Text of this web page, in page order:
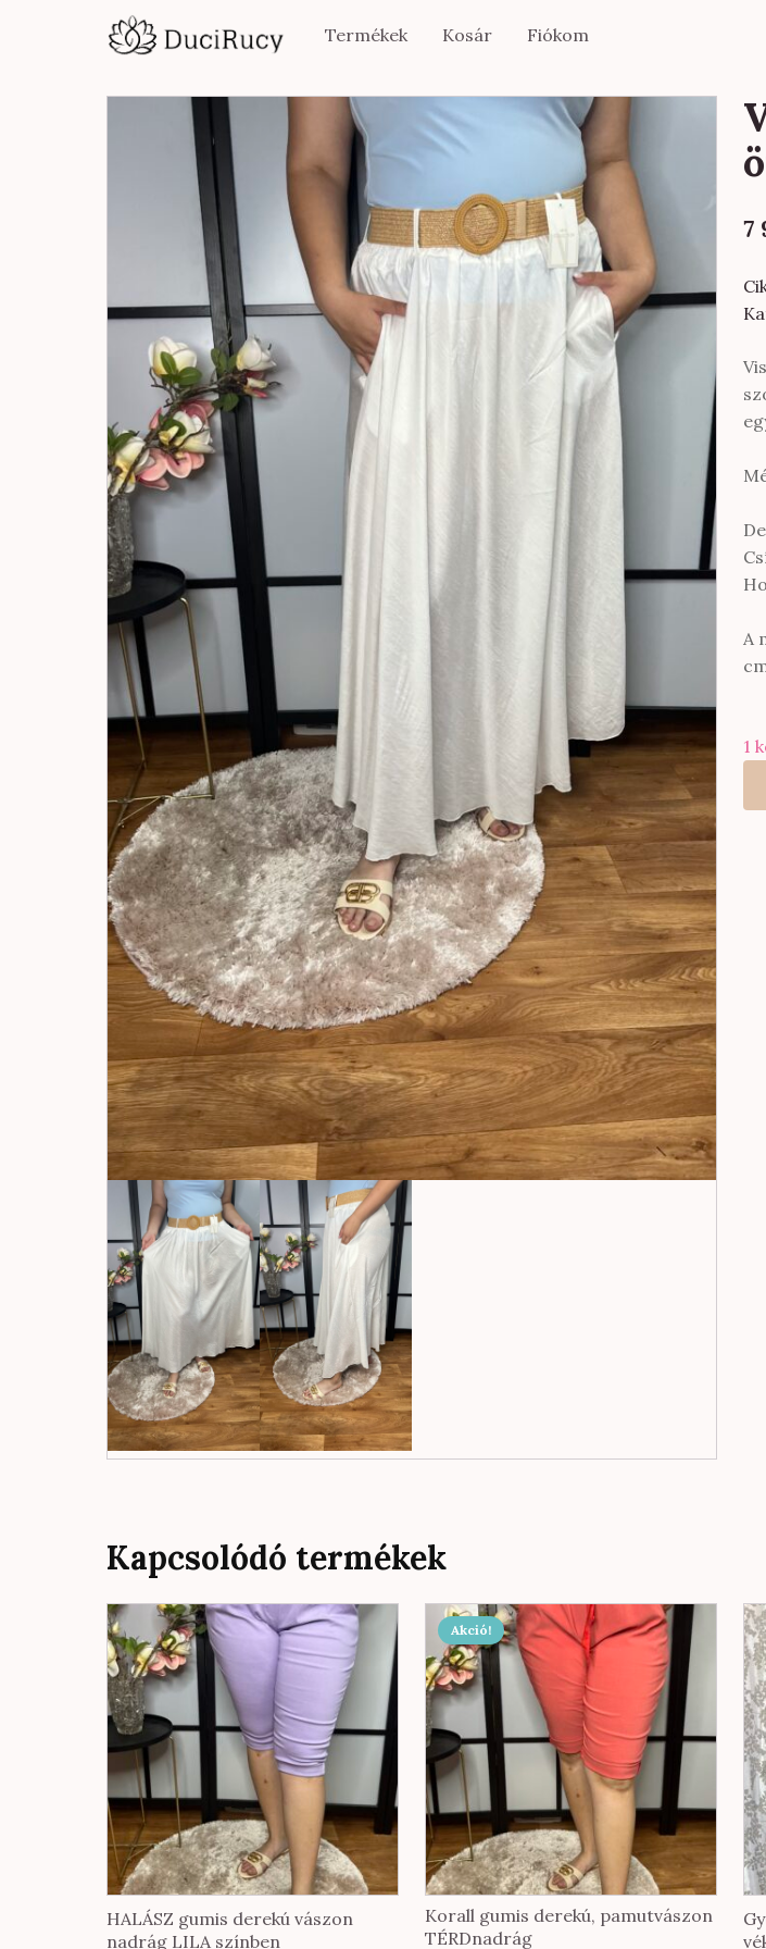
Termékek Kosár Fiókom
7
A
1
Kapcsolódó termékek
HALÁSZ gumis derekú vászon
nadrág LILA színben
Akció!
Korall gumis derekú, pamutvászon
TÉRDnadrág